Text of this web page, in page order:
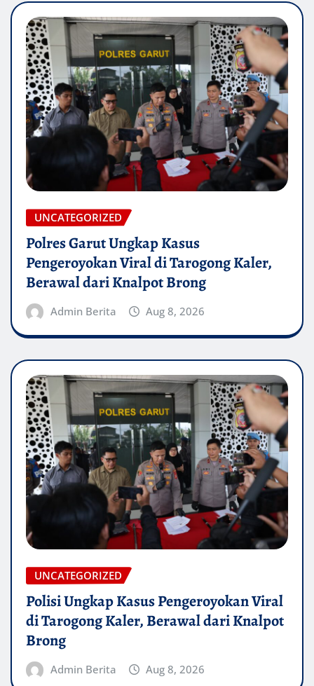
UNCATEGORIZED
Polres Garut Ungkap Kasus
Pengeroyokan Viral di Tarogong Kaler,
Berawal dari Knalpot Brong
Admin Berita Aug 8, 2026
UNCATEGORIZED
Polisi Ungkap Kasus Pengeroyokan Viral
di Tarogong Kaler, Berawal dari Knalpot
Brong
Admin Berita Aug 8, 2026